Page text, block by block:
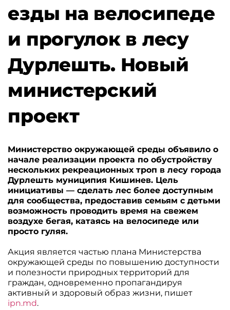
езды на велосипеде
и прогулок в лесу
Дурлешть. Новый
министерский
проект
Министерство окружающей среды объявило о
начале реализации проекта по обустройству
нескольких рекреационных троп в лесу города
Дурлешть муниципия Кишинев. Цель
инициативы — сделать лес более доступным
для сообщества, предоставив семьям с детьми
возможность проводить время на свежем
воздухе бегая, катаясь на велосипеде или
просто гуляя.
Акция является частью плана Министерства
окружающей среды по повышению доступности
и полезности природных территорий для
граждан, одновременно пропагандируя
активный и здоровый образ жизни, пишет
ipn.md.